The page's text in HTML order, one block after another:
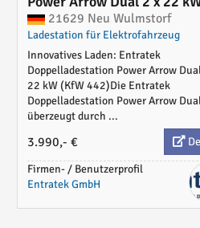
(KfW 442) mit Steckdose &
Stromzähler'
21629 Neu Wulmstorf
Ladestation für Elektrofahrzeug
Innovatives Laden: Entratek
Doppelladestation Power Arrow
22 kW (KfW 442)Die Entratek
Doppelladestation Power Arrow
überzeugt durch ...
3.990,- €
Firmen- / Benutzerprofil
Entratek GmbH